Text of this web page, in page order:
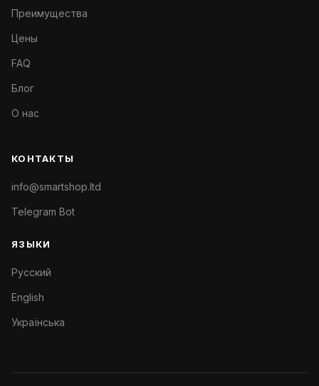
Преимущества
Цены
FAQ
Блог
О нас
КОНТАКТЫ
info@smartshop.ltd
Telegram Bot
ЯЗЫКИ
Русский
English
Українська